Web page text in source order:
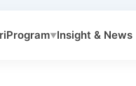
Program▼Insight & News